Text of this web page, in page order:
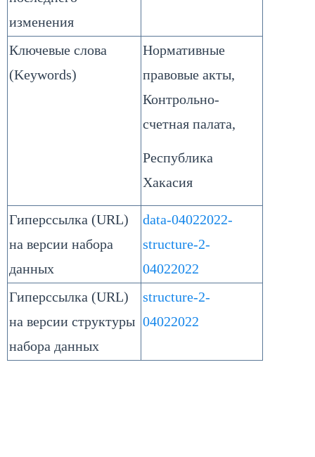
изменения
Ключевые слова
(Keywords)
Нормативные
правовые акты,
Контрольно-
счетная палата,
Республика
Хакасия
Гиперссылка (URL)
на версии набора
данных
data-04022022-
structure-2-
04022022
Гиперссылка (URL)
на версии структуры
набора данных
structure-2-
04022022